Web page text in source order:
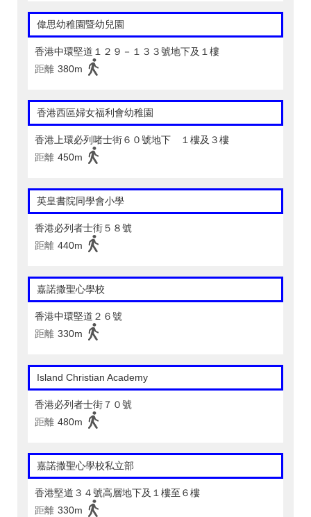
偉思幼稚園暨幼兒園
香港中環堅道１２９－１３３號地下及１樓
距離 380m
香港西區婦女福利會幼稚園
香港上環必列啫士街６０號地下 １樓及３樓
距離 450m
英皇書院同學會小學
香港必列者士街５８號
距離 440m
嘉諾撒聖心學校
香港中環堅道２６號
距離 330m
Island Christian Academy
香港必列者士街７０號
距離 480m
嘉諾撒聖心學校私立部
香港堅道３４號高層地下及１樓至６樓
距離 330m